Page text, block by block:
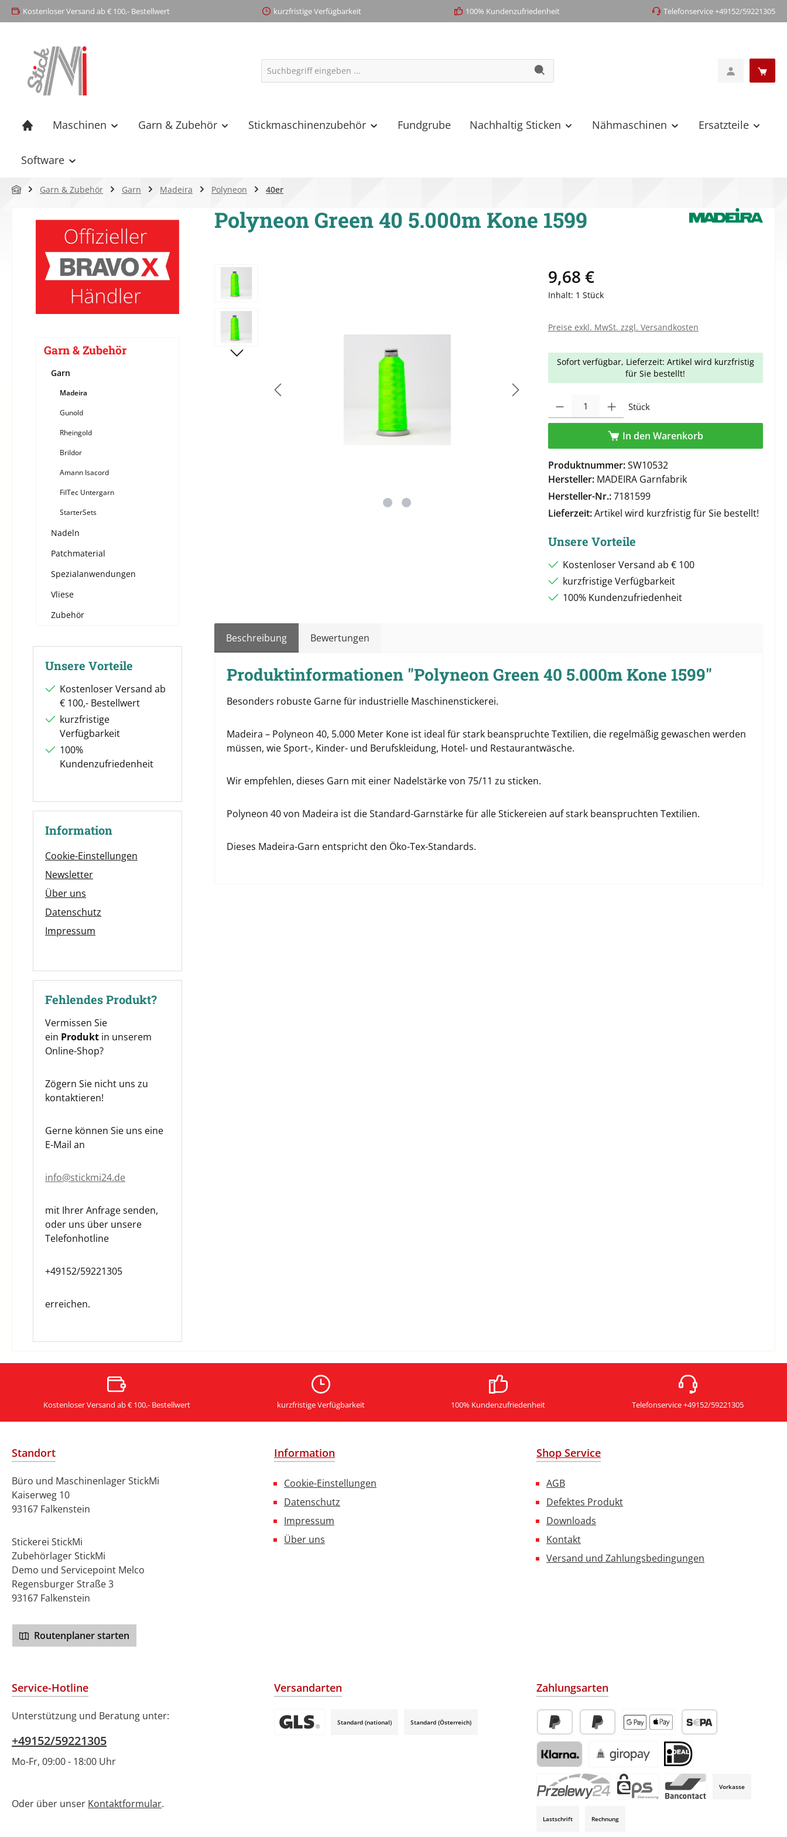
Zur Hauptnavigation springen
Kostenloser Versand ab € 100,- Bestellwert kurzfristige Verfügbarkeit 100% Kundenzufriedenheit Telefonservice +49152/59221305
Maschinen Garn & Zubehör Stickmaschinenzubehör Fundgrube Nachhaltig Sticken Nähmaschinen Ersatzteile
Software
Garn & Zubehör Garn Madeira Polyneon 40er
Garn & Zubehör
Garn
Madeira
Gunold
Rheingold
Brildor
Amann Isacord
FilTec Untergarn
StarterSets
Nadeln
Patchmaterial
Spezialanwendungen
Vliese
Zubehör
Unsere Vorteile
Kostenloser Versand ab
€ 100,- Bestellwert
kurzfristige
Verfügbarkeit
100%
Kundenzufriedenheit
Information
Cookie-Einstellungen
Newsletter
Über uns
Datenschutz
Impressum
Fehlendes Produkt?
Vermissen Sie
ein Produkt in unserem
Online-Shop?
Zögern Sie nicht uns zu
kontaktieren!
Gerne können Sie uns eine
E-Mail an
info@stickmi24.de
mit Ihrer Anfrage senden,
oder uns über unsere
Telefonhotline
+49152/59221305
erreichen.
Polyneon Green 40 5.000m Kone 1599
Bildergalerie überspringen 9,68 €
Inhalt: 1 Stück
Preise exkl. MwSt. zzgl. Versandkosten
Sofort verfügbar, Lieferzeit: Artikel wird kurzfristig
für Sie bestellt!
Stück
In den Warenkorb
Produktnummer:SW10532
Hersteller: MADEIRA Garnfabrik
Hersteller-Nr.:7181599
Lieferzeit:Artikel wird kurzfristig für Sie bestellt!
Unsere Vorteile
Kostenloser Versand ab € 100
kurzfristige Verfügbarkeit
100% Kundenzufriedenheit
Beschreibung Bewertungen
Produktinformationen "Polyneon Green 40 5.000m Kone 1599"
Besonders robuste Garne für industrielle Maschinenstickerei.
Madeira – Polyneon 40, 5.000 Meter Kone ist ideal für stark beanspruchte Textilien, die regelmäßig gewaschen werden
müssen, wie Sport-, Kinder- und Berufskleidung, Hotel- und Restaurantwäsche.
Wir empfehlen, dieses Garn mit einer Nadelstärke von 75/11 zu sticken.
Polyneon 40 von Madeira ist die Standard-Garnstärke für alle Stickereien auf stark beanspruchten Textilien.
Dieses Madeira-Garn entspricht den Öko-Tex-Standards.
Kostenloser Versand ab € 100,- Bestellwert kurzfristige Verfügbarkeit 100% Kundenzufriedenheit Telefonservice +49152/59221305
Standort
Büro und Maschinenlager StickMi
Kaiserweg 10
93167 Falkenstein
Stickerei StickMi
Zubehörlager StickMi
Demo und Servicepoint Melco
Regensburger Straße 3
93167 Falkenstein
Routenplaner starten
Information
Cookie-Einstellungen
Datenschutz
Impressum
Über uns
Shop Service
AGB
Defektes Produkt
Downloads
Kontakt
Versand und Zahlungsbedingungen
Service-Hotline
Unterstützung und Beratung unter:
+49152/59221305
Mo-Fr, 09:00 - 18:00 Uhr
Oder über unser Kontaktformular.
Versandarten
Standard (national) Standard (Österreich)
Zahlungsarten
PayPal Später BezahlenApple Pay / Google Pay (via Stripe)
SEPA-Lastschrift (via
Klarna (via Stripe)Giropay (via Stripe) iDeal (via Stripe)
Vorkasse
Lastschrift Rechnung